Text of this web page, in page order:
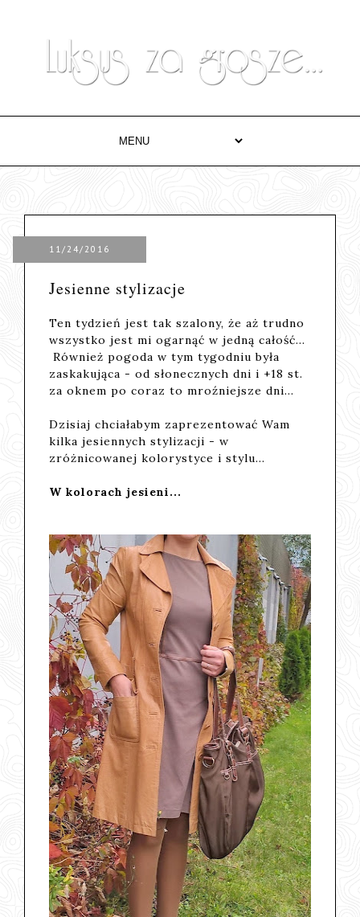
11/24/2016
Jesienne stylizacje
Ten tydzień jest tak szalony, że aż trudno
wszystko jest mi ogarnąć w jedną całość...
Również pogoda w tym tygodniu była
zaskakująca - od słonecznych dni i +18 st.
za oknem po coraz to mroźniejsze dni...
Dzisiaj chciałabym zaprezentować Wam
kilka jesiennych stylizacji - w
zróżnicowanej kolorystyce i stylu...
W kolorach jesieni...